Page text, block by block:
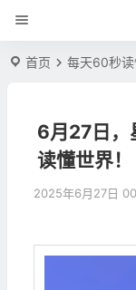
首页 每天60秒
6月27日，
读懂世界！
2025年6月27日